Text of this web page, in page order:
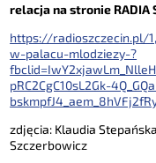
relacja na stronie RADIA
https://radioszczecin.pl/
w-palacu-mlodziezy-?
pRC2CgC10sL2Gk-
zdjęcia: Klaudia
Szczerbowicz